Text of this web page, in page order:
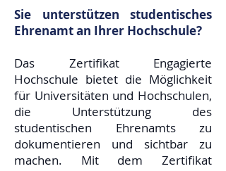
Sie unterstützen studentisches
Ehrenamt an Ihrer Hochschule?
Das Zertifikat Engagierte
Hochschule bietet die Möglichkeit
für Universitäten und Hochschulen,
die Unterstützung des
studentischen Ehrenamts zu
dokumentieren und sichtbar zu
machen. Mit dem Zertifikat